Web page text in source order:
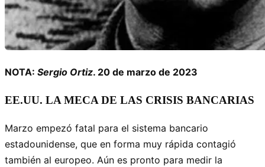
NOTA: Sergio Ortiz. 20 de marzo de 2023
EE.UU. LA MECA DE LAS CRISIS BANCARIAS
Marzo empezó fatal para el sistema bancario
estadounidense, que en forma muy rápida contagió
también al europeo. Aún es pronto para medir la